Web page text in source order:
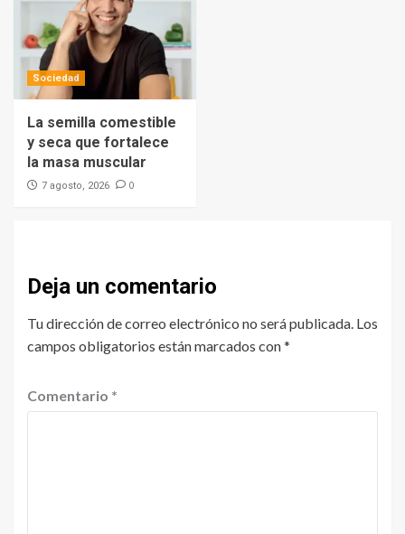
Sociedad
La semilla comestible
y seca que fortalece
la masa muscular
7 agosto, 2026 0
Deja un comentario
Tu dirección de correo electrónico no será publicada. Los
campos obligatorios están marcados con*
Comentario *